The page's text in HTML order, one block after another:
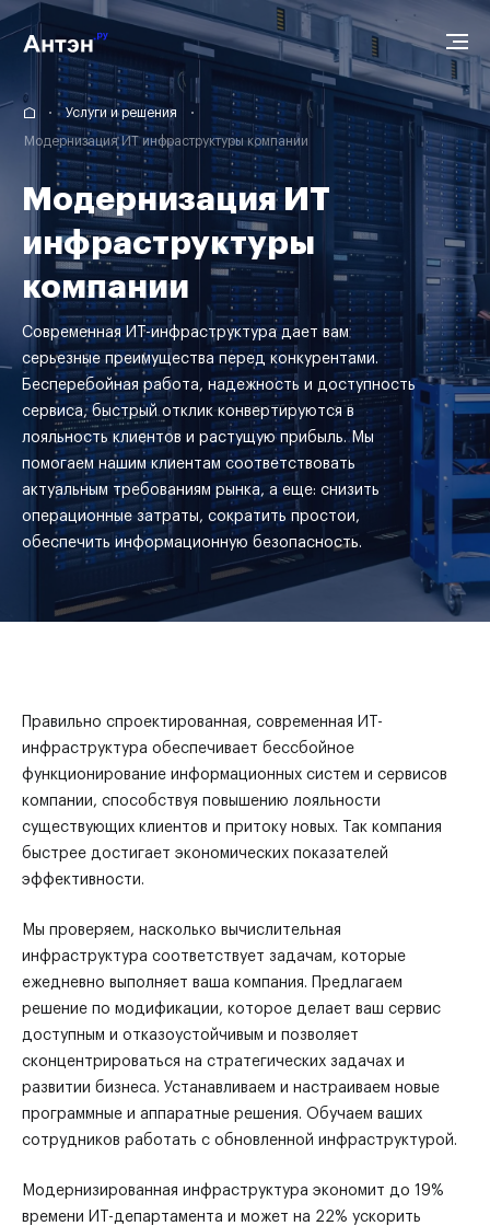
Услуги и решения
Модернизация ИТ инфраструктуры компании
Модернизация ИТ
инфраструктуры
компании
Современная ИТ-инфраструктура дает вам
серьезные преимущества перед конкурентами.
Бесперебойная работа, надежность и доступность
сервиса, быстрый отклик конвертируются в
лояльность клиентов и растущую прибыль. Мы
помогаем нашим клиентам соответствовать
актуальным требованиям рынка, а еще: снизить
операционные затраты, сократить простои,
обеспечить информационную безопасность.
Правильно спроектированная, современная ИТ-
инфраструктура обеспечивает бессбойное
функционирование информационных систем и сервисов
компании, способствуя повышению лояльности
существующих клиентов и притоку новых. Так компания
быстрее достигает экономических показателей
эффективности.
Мы проверяем, насколько вычислительная
инфраструктура соответствует задачам, которые
ежедневно выполняет ваша компания. Предлагаем
решение по модификации, которое делает ваш сервис
доступным и отказоустойчивым и позволяет
сконцентрироваться на стратегических задачах и
развитии бизнеса. Устанавливаем и настраиваем новые
программные и аппаратные решения. Обучаем ваших
сотрудников работать с обновленной инфраструктурой.
Модернизированная инфраструктура экономит до 19%
времени ИТ-департамента и может на 22% ускорить